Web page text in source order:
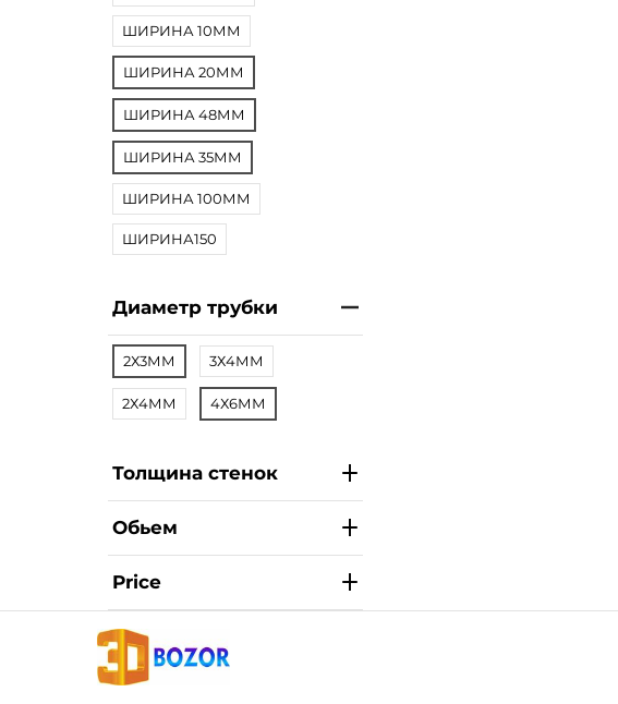
ШИРИНА 10ММ
ШИРИНА 20ММ
ШИРИНА 48ММ
ШИРИНА 35ММ
ШИРИНА 100ММ
ШИРИНА150
Диаметр трубки
2Х3ММ 3Х4ММ
2Х4ММ 4Х6ММ
Толщина стенок
Обьем
Price